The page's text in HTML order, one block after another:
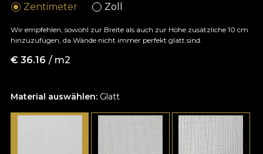
Material auswählen: Glatt
Zentimeter Zoll
Wir empfehlen, sowohl zur Breite als auch zur Höhe zusätzliche 10 cm
hinzuzufügen, da Wände nicht immer perfekt glatt sind.
€ 36.16 / m2